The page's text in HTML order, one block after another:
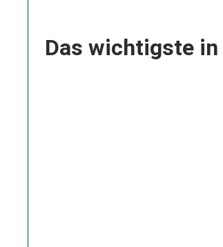
Das wichtigste in